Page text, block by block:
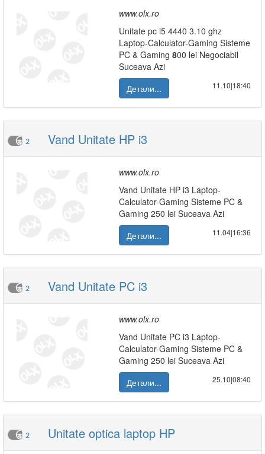
www.olx.ro
Unitate pc i5 4440 3.10 ghz
Laptop-Calculator-Gaming Sisteme
PC & Gaming 800 lei Negociabil
Suceava Azi
Детали...
11.10|18:40
2 Vand Unitate HP i3
www.olx.ro
Vand Unitate HP i3 Laptop-
Calculator-Gaming Sisteme PC &
Gaming 250 lei Suceava Azi
Детали...
11.04|16:36
2 Vand Unitate PC i3
www.olx.ro
Vand Unitate PC i3 Laptop-
Calculator-Gaming Sisteme PC &
Gaming 250 lei Suceava Azi
Детали...
25.10|08:40
2 Unitate optica laptop HP